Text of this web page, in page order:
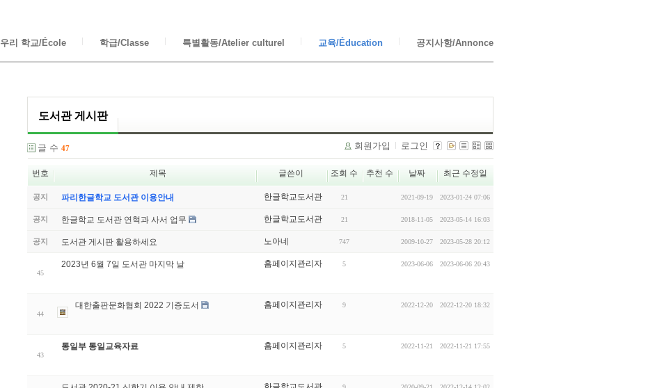
우리 학교/École 학급/Classe 특별활동/Atelier culturel 교육/Éducation 공지사항/Annonce
도서관 게시판
글 수 47 회원가입 로그인
번호 제목 글쓴이 조회 수 추천 수 날짜 최근 수정일
공지 파리한글학교 도서관 이용안내 한글학교도서관 21 2021-09-19 2023-01-24 07:06
공지 한글학교 도서관 연혁과 사서 업무 한글학교도서관 21 2018-11-05 2023-05-14 16:03
공지 도서관 게시판 활용하세요 노아네 747 2009-10-27 2023-05-28 20:12
45
2023년 6월 7일 도서관 마지막 날 홈페이지관리자 5 2023-06-06 2023-06-06 20:43
44
대한출판문화협회 2022 기증도서 홈페이지관리자 9 2022-12-20 2022-12-20 18:32
43
통일부 통일교육자료 홈페이지관리자 5 2022-11-21 2022-11-21 17:55